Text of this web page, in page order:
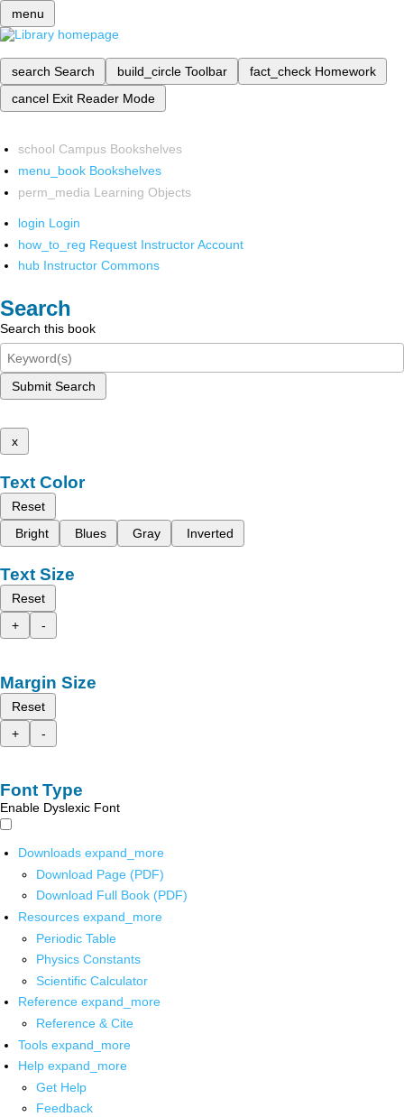
menu
search Search build_circle Toolbar fact_check Homework
cancel Exit Reader Mode
school Campus Bookshelves
menu_book Bookshelves
perm_media Learning Objects
login Login
how_to_reg Request Instructor Account
hub Instructor Commons
Search
Search this book
Submit Search
x
Text Color
Reset
Bright
Blues Gray Inverted
Text Size
Reset
+
-
Margin Size
Reset
+
-
Font Type
Enable Dyslexic Font
Downloads expand_more
Download Page (PDF)
Download Full Book (PDF)
Resources expand_more
Periodic Table
Physics Constants
Scientific Calculator
Reference expand_more
Reference & Cite
Tools expand_more
Help expand_more
Get Help
Feedback